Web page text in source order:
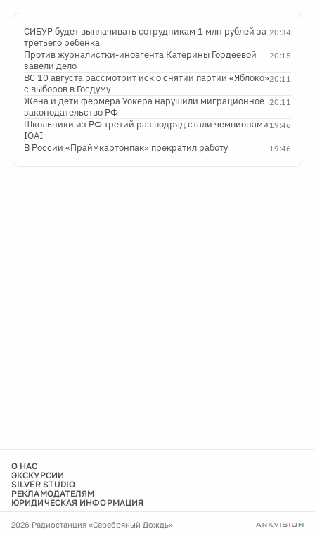
20:34
СИБУР будет выплачивать сотрудникам 1 млн рублей за
третьего ребенка
20:15
Против журналистки-иноагента Катерины Гордеевой
завели дело
20:11
ВС 10 августа рассмотрит иск о снятии партии «Яблоко»
с выборов в Госдуму
20:11
Жена и дети фермера Уокера нарушили миграционное
законодательство РФ
19:46
Школьники из РФ третий раз подряд стали чемпионами
IOAI
19:46
В России «Праймкартонпак» прекратил работу
О НАС
ЭКСКУРСИИ
SILVER STUDIO
РЕКЛАМОДАТЕЛЯМ
ЮРИДИЧЕСКАЯ ИНФОРМАЦИЯ
2026 Радиостанция «Серебряный Дождь»